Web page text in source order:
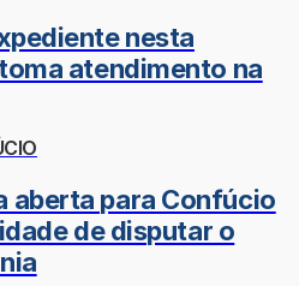
nesta
atendimento na
aberta para Confúcio
de disputar o